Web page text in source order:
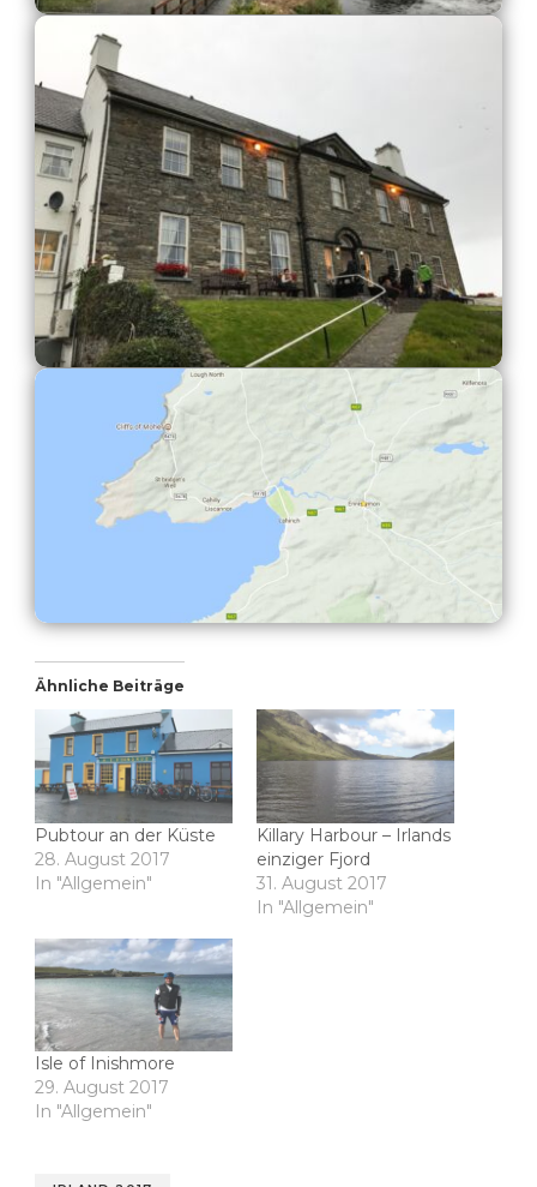
Ähnliche Beiträge
Pubtour an der Küste
28. August 2017
In "Allgemein"
Killary Harbour – Irlands
einziger Fjord
31. August 2017
In "Allgemein"
Isle of Inishmore
29. August 2017
In "Allgemein"